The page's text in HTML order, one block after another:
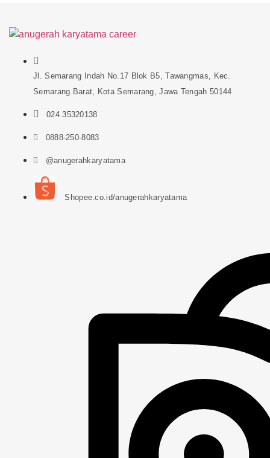
Jl. Semarang Indah No.17 Blok B5, Tawangmas, Kec.
Semarang Barat, Kota Semarang, Jawa Tengah 50144
024 35320138
0888-250-8083
@anugerahkaryatama
Shopee.co.id/anugerahkaryatama